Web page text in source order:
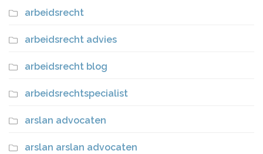
arbeidsrecht
arbeidsrecht advies
arbeidsrecht blog
arbeidsrechtspecialist
arslan advocaten
arslan arslan advocaten